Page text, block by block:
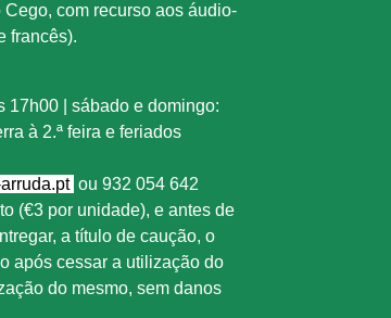
com recurso aos áudio-
francês).
17h00 | sábado e domingo:
à 2.ª feira e feriados
ou 932 054 642
(€3 por unidade), e antes de
a título de caução, o
após cessar a utilização do
do mesmo, sem danos